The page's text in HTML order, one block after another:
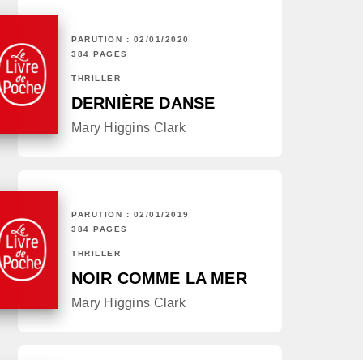
PARUTION : 02/01/2020
384 PAGES
THRILLER
DERNIÈRE DANSE
Mary Higgins Clark
PARUTION : 02/01/2019
384 PAGES
THRILLER
NOIR COMME LA MER
Mary Higgins Clark